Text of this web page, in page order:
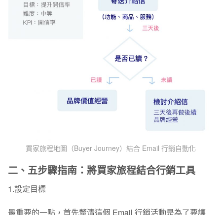
買家旅程地圖（Buyer Journey）結合 Email 行銷自動化
二、五步驟指南：將買家旅程結合行銷工具
1.設定目標
最重要的一點，首先釐清這個 Email 行銷活動是為了要讓